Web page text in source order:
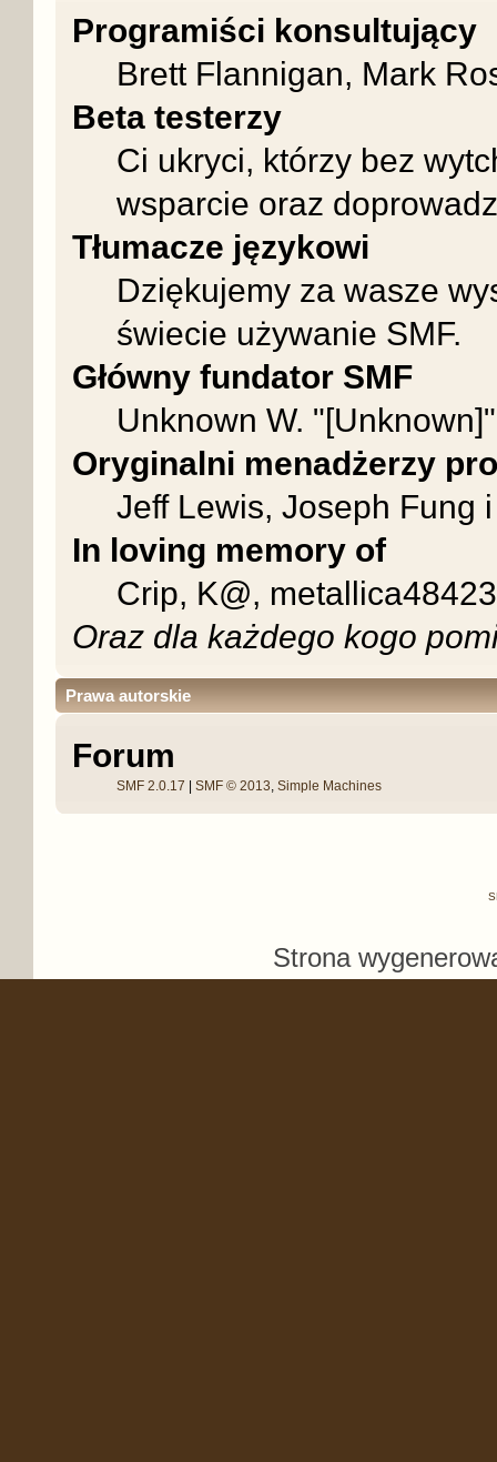
Programiści konsultujący
Brett Flannigan, Mark
Beta testerzy
Ci ukryci, którzy bez
wsparcie oraz
Tłumacze językowi
Dziękujemy za wasze
świecie używanie SMF.
Główny fundator SMF
Unknown W.
Oryginalni menadżerzy
Jeff Lewis, Joseph Fung
In loving memory of
Crip, K@,
Oraz dla każdego kogo
Prawa autorskie
Forum
SMF 2.0.17 | SMF © 2013 Simple Machines
Strona